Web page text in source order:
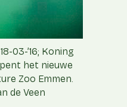
03-’16; Koning
het nieuwe
Zoo Emmen.
de Veen